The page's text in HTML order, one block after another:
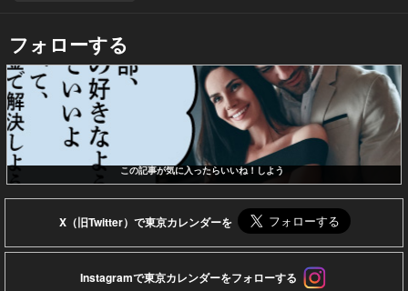
フォローする
この記事が気に入ったらいいね！しよう
X（旧Twitter）で東京カレンダーを
Instagramで東京カレンダーをフォローする